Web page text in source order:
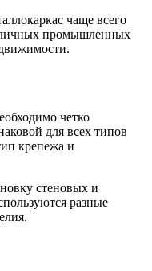
чаще всего
промышленных
четко
для всех типов
крепежа и
стеновых и
разные